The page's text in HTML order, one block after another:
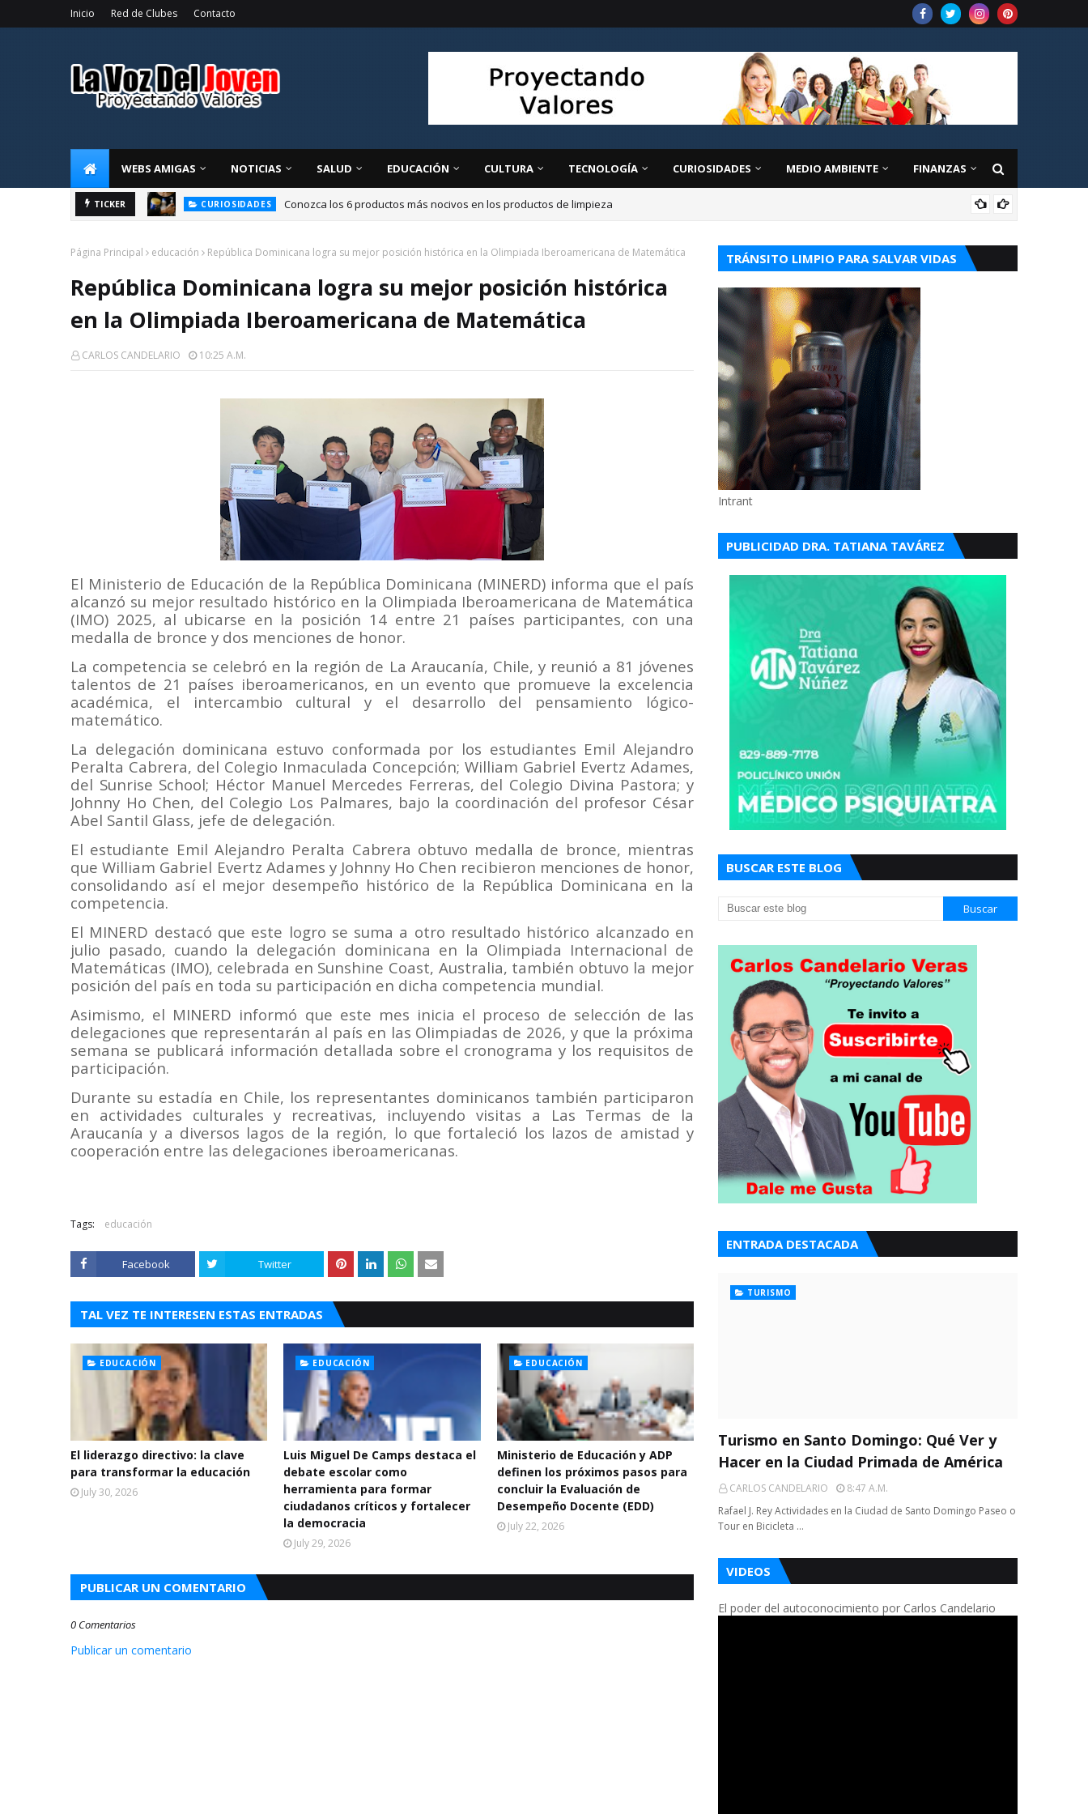
Inicio Red de Clubes Contacto
WEBS AMIGAS NOTICIAS SALUD EDUCACIÓN CULTURA TECNOLOGÍA CURIOSIDADES MEDIO AMBIENTE FINANZAS
TICKER CURIOSIDADES Conozca los 6 productos más nocivos en los productos de limpieza
Página Principal educación República Dominicana logra su mejor posición histórica en la Olimpiada Iberoamericana de Matemática
República Dominicana logra su mejor posición histórica
en la Olimpiada Iberoamericana de Matemática
CARLOS CANDELARIO 10:25 A.m.
El Ministerio de Educación de la República Dominicana (MINERD) informa que el país
alcanzó su mejor resultado histórico en la Olimpiada Iberoamericana de Matemática
(IMO) 2025, al ubicarse en la posición 14 entre 21 países participantes, con una
medalla de bronce y dos menciones de honor.
La competencia se celebró en la región de La Araucanía, Chile, y reunió a 81 jóvenes
talentos de 21 países iberoamericanos, en un evento que promueve la excelencia
académica, el intercambio cultural y el desarrollo del pensamiento lógico-
matemático.
La delegación dominicana estuvo conformada por los estudiantes Emil Alejandro
Peralta Cabrera, del Colegio Inmaculada Concepción; William Gabriel Evertz Adames,
del Sunrise School; Héctor Manuel Mercedes Ferreras, del Colegio Divina Pastora; y
Johnny Ho Chen, del Colegio Los Palmares, bajo la coordinación del profesor César
Abel Santil Glass, jefe de delegación.
El estudiante Emil Alejandro Peralta Cabrera obtuvo medalla de bronce, mientras
que William Gabriel Evertz Adames y Johnny Ho Chen recibieron menciones de honor,
consolidando así el mejor desempeño histórico de la República Dominicana en la
competencia.
El MINERD destacó que este logro se suma a otro resultado histórico alcanzado en
julio pasado, cuando la delegación dominicana en la Olimpiada Internacional de
Matemáticas (IMO), celebrada en Sunshine Coast, Australia, también obtuvo la mejor
posición del país en toda su participación en dicha competencia mundial.
Asimismo, el MINERD informó que este mes inicia el proceso de selección de las
delegaciones que representarán al país en las Olimpiadas de 2026, y que la próxima
semana se publicará información detallada sobre el cronograma y los requisitos de
participación.
Durante su estadía en Chile, los representantes dominicanos también participaron
en actividades culturales y recreativas, incluyendo visitas a Las Termas de la
Araucanía y a diversos lagos de la región, lo que fortaleció los lazos de amistad y
cooperación entre las delegaciones iberoamericanas.
Tags: educación
Facebook Twitter
TAL VEZ TE INTERESEN ESTAS ENTRADAS
EDUCACIÓN
El liderazgo directivo: la clave
para transformar la educación
July 30, 2026
EDUCACIÓN
Luis Miguel De Camps destaca el
debate escolar como
herramienta para formar
ciudadanos críticos y fortalecer
la democracia
July 29, 2026
EDUCACIÓN
Ministerio de Educación y ADP
definen los próximos pasos para
concluir la Evaluación de
Desempeño Docente (EDD)
July 22, 2026
PUBLICAR UN COMENTARIO
0 Comentarios
Publicar un comentario
TRÁNSITO LIMPIO PARA SALVAR VIDAS
Intrant
PUBLICIDAD DRA. TATIANA TAVÁREZ
BUSCAR ESTE BLOG
ENTRADA DESTACADA
TURISMO
Turismo en Santo Domingo: Qué Ver y
Hacer en la Ciudad Primada de América
CARLOS CANDELARIO
8:47 A.m.
Rafael J. Rey Actividades en la Ciudad de Santo Domingo Paseo o
Tour en Bicicleta …
VIDEOS
El poder del autoconocimiento por Carlos Candelario